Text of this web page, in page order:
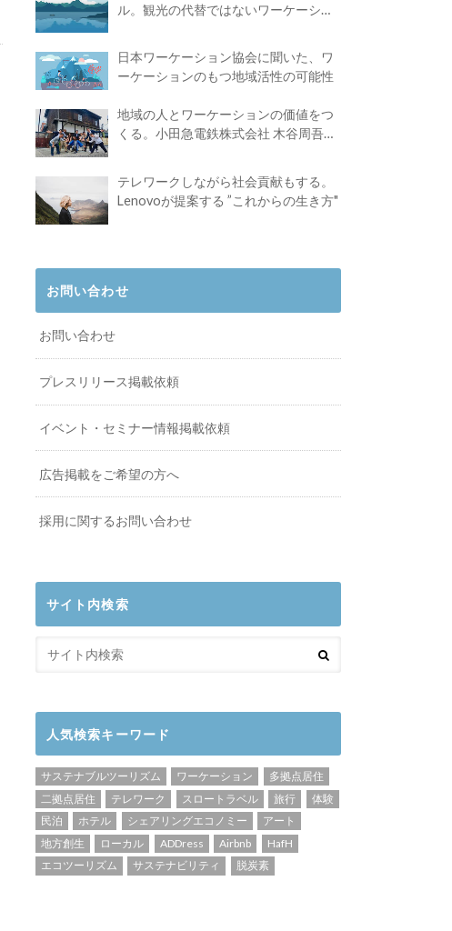
ル。観光の代替ではないワーケーショ
日本ワーケーション協会に聞いた、ワ
ーケーションのもつ地域活性の可能性
地域の人とワーケーションの価値をつ
くる。小田急電鉄株式会社 木谷周吾さ
テレワークしながら社会貢献もする。
Lenovoが提案する ”これからの生き方"
お問い合わせ
お問い合わせ
プレスリリース掲載依頼
イベント・セミナー情報掲載依頼
広告掲載をご希望の方へ
採用に関するお問い合わせ
サイト内検索
人気検索キーワード
サステナブルツーリズム ワーケーション
多拠点居住
二拠点居住
テレワーク スロートラベル 旅行
体験
民泊
ホテル シェアリングエコノミー
アート
地方創生
ローカル ADDress Airbnb
HafH
エコツーリズム
サステナビリティ 脱炭素